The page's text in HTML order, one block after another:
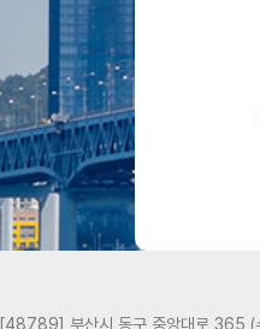
[48789] 부산시 동구 중앙대로 365 (